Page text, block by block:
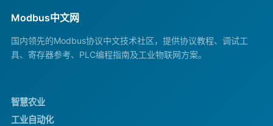
Modbus中文网
国内领先的Modbus协议中文技术社区，提供协议教程、调试工
具、寄存器参考、PLC编程指南及工业物联网方案。
智慧农业
工业自动化